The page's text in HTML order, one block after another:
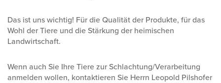
Das ist uns wichtig! Für die Qualität der Produkte, für das
Wohl der Tiere und die Stärkung der heimischen
Landwirtschaft.
Wenn auch Sie Ihre Tiere zur Schlachtung/Verarbeitung
anmelden wollen, kontaktieren Sie Herrn Leopold Pilshofer